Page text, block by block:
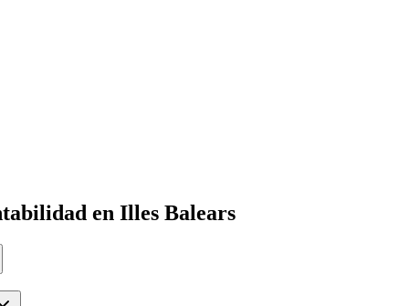
en Illes Balears